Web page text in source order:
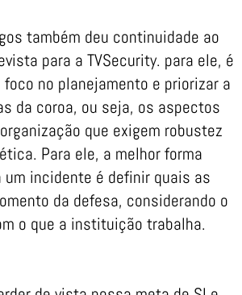
também deu continuidade ao
para a TVSecurity. para ele, é
no planejamento e priorizar a
da coroa, ou seja, os aspectos
que exigem robustez
Para ele, a melhor forma
incidente é definir quais as
da defesa, considerando o
o que a instituição trabalha.